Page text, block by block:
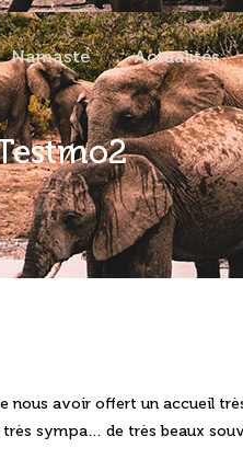
Namaste Actualités
nous avoir offert un accueil
sympa… de très beaux